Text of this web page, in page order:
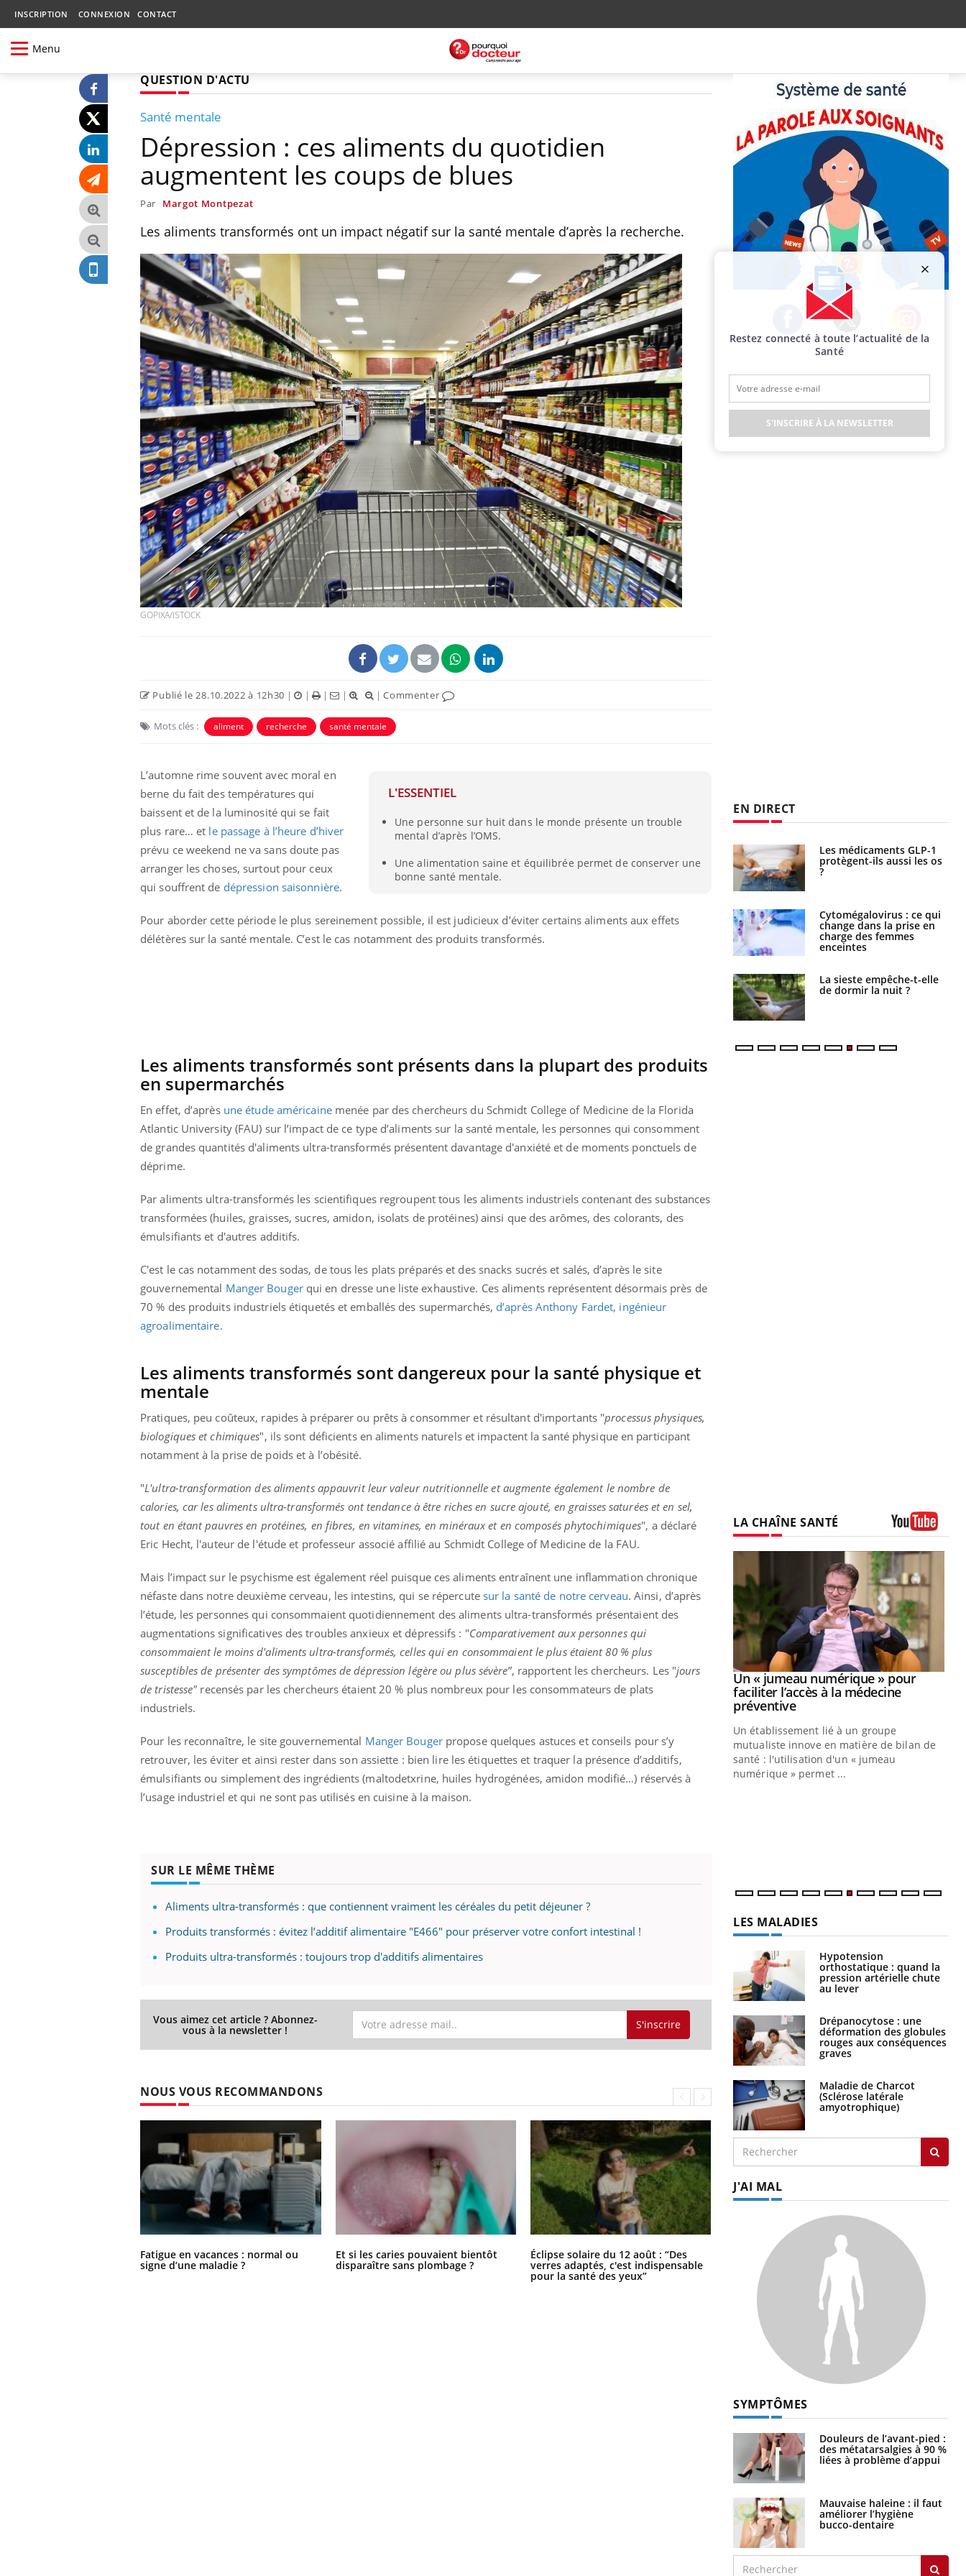
INSCRIPTION CONNEXION CONTACT
Menu
QUESTION D'ACTU
Santé mentale
Dépression : ces aliments du quotidien
augmentent les coups de blues
Par Margot Montpezat
Les aliments transformés ont un impact négatif sur la santé mentale d’après la recherche.
GOPIXA/ISTOCK
Publié le 28.10.2022 à 12h30 | | | | |Commenter
Mots clés : aliment recherche santé mentale
L'ESSENTIEL
Une personne sur huit dans le monde présente un trouble
mental d’après l’OMS.
Une alimentation saine et équilibrée permet de conserver une
bonne santé mentale.
L’automne rime souvent avec moral en
berne du fait des températures qui
baissent et de la luminosité qui se fait
plus rare… et le passage à l’heure d’hiver
prévu ce weekend ne va sans doute pas
arranger les choses, surtout pour ceux
qui souffrent de dépression saisonnière.
Pour aborder cette période le plus sereinement possible, il est judicieux d’éviter certains aliments aux effets
délétères sur la santé mentale. C’est le cas notamment des produits transformés.
Les aliments transformés sont présents dans la plupart des produits
en supermarchés
En effet, d’après une étude américainemenée par des chercheurs du Schmidt College of Medicine de la Florida
Atlantic University (FAU) sur l’impact de ce type d’aliments sur la santé mentale, les personnes qui consomment
de grandes quantités d'aliments ultra-transformés présentent davantage d'anxiété et de moments ponctuels de
déprime.
Par aliments ultra-transformés les scientifiques regroupent tous les aliments industriels contenant des substances
transformées (huiles, graisses, sucres, amidon, isolats de protéines) ainsi que des arômes, des colorants, des
émulsifiants et d'autres additifs.
C'est le cas notamment des sodas, de tous les plats préparés et des snacks sucrés et salés, d’après le site
gouvernemental Manger Bougerqui en dresse une liste exhaustive. Ces aliments représentent désormais près de
70 % des produits industriels étiquetés et emballés des supermarchés, d’après Anthony Fardet, ingénieur
agroalimentaire.
Les aliments transformés sont dangereux pour la santé physique et
mentale
Pratiques, peu coûteux, rapides à préparer ou prêts à consommer et résultant d'importants "processus physiques,
biologiques et chimiques", ils sont déficients en aliments naturels et impactent la santé physique en participant
notamment à la prise de poids et à l’obésité.
"L'ultra-transformation des aliments appauvrit leur valeur nutritionnelle et augmente également le nombre de
calories, car les aliments ultra-transformés ont tendance à être riches en sucre ajouté, en graisses saturées et en sel,
tout en étant pauvres en protéines, en fibres, en vitamines, en minéraux et en composés phytochimiques", a déclaré
Eric Hecht, l'auteur de l'étude et professeur associé affilié au Schmidt College of Medicine de la FAU.
Mais l’impact sur le psychisme est également réel puisque ces aliments entraînent une inflammation chronique
néfaste dans notre deuxième cerveau, les intestins, qui se répercute sur la santé de notre cerveau. Ainsi, d’après
l’étude, les personnes qui consommaient quotidiennement des aliments ultra-transformés présentaient des
augmentations significatives des troubles anxieux et dépressifs : "Comparativement aux personnes qui
consommaient le moins d'aliments ultra-transformés, celles qui en consommaient le plus étaient 80 % plus
susceptibles de présenter des symptômes de dépression légère ou plus sévère”, rapportent les chercheurs. Les "jours
de tristesse" recensés par les chercheurs étaient 20 % plus nombreux pour les consommateurs de plats
industriels.
Pour les reconnaître, le site gouvernemental Manger Bougerpropose quelques astuces et conseils pour s’y
retrouver, les éviter et ainsi rester dans son assiette : bien lire les étiquettes et traquer la présence d’additifs,
émulsifiants ou simplement des ingrédients (maltodetxrine, huiles hydrogénées, amidon modifié…) réservés à
l’usage industriel et qui ne sont pas utilisés en cuisine à la maison.
SUR LE MÊME THÈME
Aliments ultra-transformés : que contiennent vraiment les céréales du petit déjeuner ?
Produits transformés : évitez l’additif alimentaire "E466" pour préserver votre confort intestinal !
Produits ultra-transformés : toujours trop d'additifs alimentaires
Vous aimez cet article ? Abonnez-
vous à la newsletter ! S'inscrire
NOUS VOUS RECOMMANDONS
Fatigue en vacances : normal ou
signe d’une maladie ?
Et si les caries pouvaient bientôt
disparaître sans plombage ?
Éclipse solaire du 12 août : “Des
verres adaptés, c'est indispensable
pour la santé des yeux”
Les troubles du sommeil modifient
votre cerveau !
Facebook Twitter Instagram
EN DIRECT
Syndrome métabolique :
exercices physiques ?
Comment éviter une otite
pendant les vacances ?
rapport s’interroge sur
son taux élevé en France
Grossesse à risque : ce jus
naturel attire l'attention
des chercheurs
comment le travail
empiète de plus en plus
Cancer colorectal : une
stratégie simple aurait
Les médicaments GLP-1
protègent-ils aussi les os
?
Cytomégalovirus : ce qui
change dans la prise en
charge des femmes
enceintes
La sieste empêche-t-elle
de dormir la nuit ?
LA CHAÎNE SANTÉ
Insuline & Charge mentale : et si on
osait en parler??Youtube
patients comme parfois chez les soignants.
Youtube
Eczéma Chronique des Mains : se
préparer pour l’été !Youtube
soleil, activités en plein air… Nos mains
sont ...
Youtube
Diabète & Ramadan 2026Youtube
défis, mais ...
Youtube
Un « jumeau numérique » pour
faciliter l’accès à la médecine
préventiveYoutube
Un établissement lié à un groupe
mutualiste innove en matière de bilan de
santé : l'utilisation d'un « jumeau
numérique » permet ...
LES MALADIES
Hypotension
orthostatique : quand la
pression artérielle chute
au lever
Drépanocytose : une
déformation des globules
rouges aux conséquences
graves
Maladie de Charcot
(Sclérose latérale
amyotrophique)
J'AI MAL
SYMPTÔMES
Douleurs de l’avant-pied :
des métatarsalgies à 90 %
liées à problème d’appui
Mauvaise haleine : il faut
améliorer l’hygiène
bucco-dentaire
Restez connecté à toute l’actualité de la
Santé
S'INSCRIRE À LA NEWSLETTER